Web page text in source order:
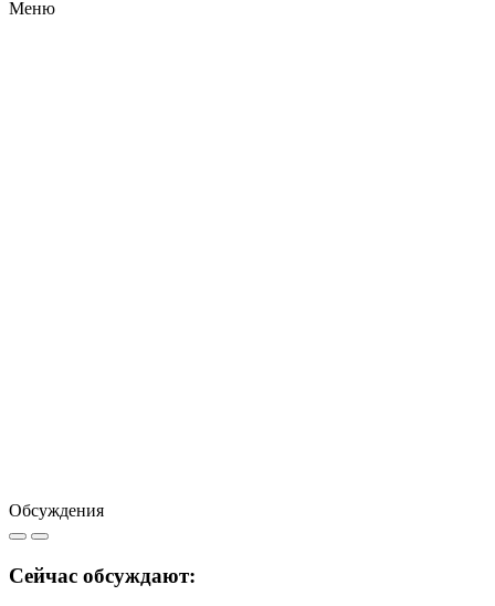
Меню
Обсуждения
Сейчас обсуждают: